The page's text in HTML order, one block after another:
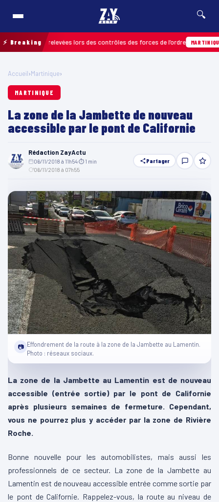
🔍
⚡ Breakingrelevées lors des contrôles des forces de l’ordre MARTINIQUE
Accueil›Martinique›
MARTINIQUE
La zone de la Jambette de nouveau
accessible par le pont de Californie
Rédaction ZayActu
06/11/2018 à 11h54⏱ 1 min
06/11/2018 à 07h55
Partager
📷 Effondrement de la route à la zone de la Jambette au Lamentin.
Photo : réseaux sociaux.
La zone de la Jambette au Lamentin est de nouveau
accessible (entrée sortie) par le pont de Californie
après plusieurs semaines de fermeture. Cependant,
vous ne pourrez plus y accéder par la zone de Rivière
Roche.
Bonne nouvelle pour les automobilistes, mais aussi les
professionnels de ce secteur. La zone de la Jambette au
Lamentin est de nouveau accessible entrée comme sortie par
le pont de Californie. Rappelez-vous, la route au niveau de